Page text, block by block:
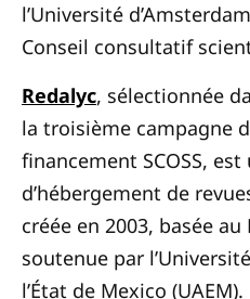
l’Université
Conseil consultatif
Redalyc, sélectionnée
la troisième campagne
financement SCOSS,
d’hébergement de
créée en 2003, basée
soutenue par
l’État de Mexico